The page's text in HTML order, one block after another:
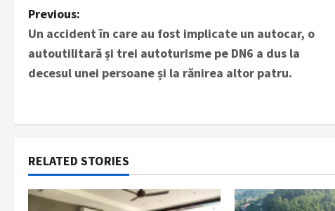
P
o
s
a
v
Previous:
Un accident în care au fost implicate un autocar, o
autoutilitară și trei autoturisme pe DN6 a dus la
decesul unei persoane și la rănirea altor patru.
RELATED STORIES